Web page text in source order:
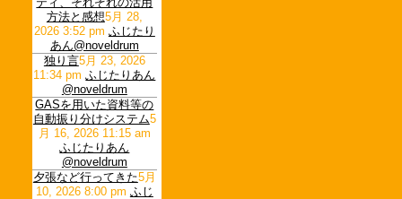
方法と感想5月 28,
2026 3:52 pm ふじたり
あん@noveldrum
独り言5月 23, 2026
11:34 pm ふじたりあん
@noveldrum
GASを用いた資料等の
自動振り分けシステム5
月 16, 2026 11:15 am
ふじたりあん
@noveldrum
夕張など行ってきた5月
10, 2026 8:00 pm ふじ